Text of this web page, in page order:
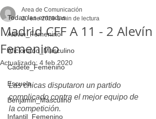
Todas las entradas
Alevin_Femenino
Aficionado_Masculino
Cadete_Femenino
Escuela
Benjamin_Masculino
Infantil_Femenino
Madrid CFF A 11 - 2 Alevín
Femenino
Area de Comunicación
20 ene 2020 1 min de lectura
Actualizado: 4 feb 2020
Las chicas disputaron un partido
complicado contra el mejor equipo de
la competición.